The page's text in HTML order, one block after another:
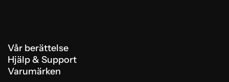
Vår berättelse
Hjälp & Support
Varumärken